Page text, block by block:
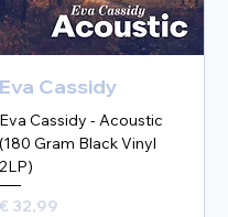
Eva Cassidy
Eva Cassidy - Acoustic
(180 Gram Black Vinyl
2LP)
Prijs
€ 32,99